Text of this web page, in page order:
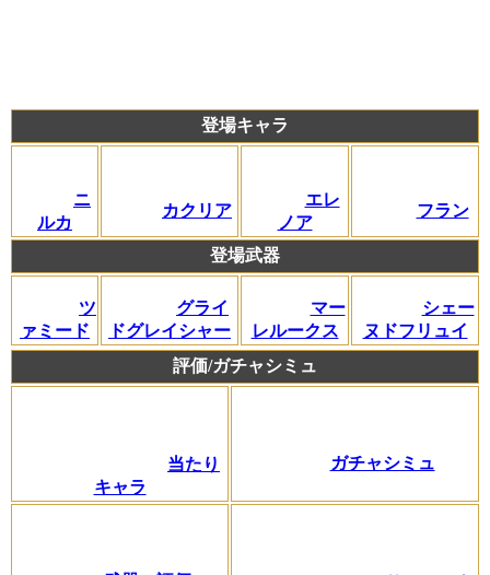
登場キャラ
ニ
ルカ
カクリア
エレ
ノア
フラン
登場武器
ツ
ァミード
グライ
ドグレイシャー
マー
レルークス
シェー
ヌドフリュイ
評価/ガチャシミュ
当たり
キャラ
ガチャシミュ